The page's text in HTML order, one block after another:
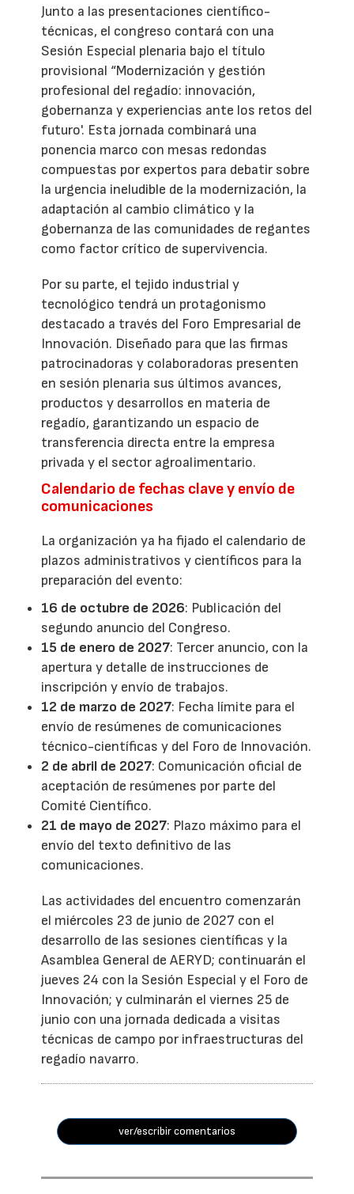
Junto a las presentaciones científico-
técnicas, el congreso contará con una
Sesión Especial plenaria bajo el título
provisional “Modernización y gestión
profesional del regadío: innovación,
gobernanza y experiencias ante los retos del
futuro'. Esta jornada combinará una
ponencia marco con mesas redondas
compuestas por expertos para debatir sobre
la urgencia ineludible de la modernización, la
adaptación al cambio climático y la
gobernanza de las comunidades de regantes
como factor crítico de supervivencia.
Por su parte, el tejido industrial y
tecnológico tendrá un protagonismo
destacado a través del Foro Empresarial de
Innovación. Diseñado para que las firmas
patrocinadoras y colaboradoras presenten
en sesión plenaria sus últimos avances,
productos y desarrollos en materia de
regadío, garantizando un espacio de
transferencia directa entre la empresa
privada y el sector agroalimentario.
Calendario de fechas clave y envío de
comunicaciones
La organización ya ha fijado el calendario de
plazos administrativos y científicos para la
preparación del evento:
16 de octubre de 2026: Publicación del
segundo anuncio del Congreso.
15 de enero de 2027: Tercer anuncio, con la
apertura y detalle de instrucciones de
inscripción y envío de trabajos.
12 de marzo de 2027: Fecha límite para el
envío de resúmenes de comunicaciones
técnico-científicas y del Foro de Innovación.
2 de abril de 2027: Comunicación oficial de
aceptación de resúmenes por parte del
Comité Científico.
21 de mayo de 2027: Plazo máximo para el
envío del texto definitivo de las
comunicaciones.
Las actividades del encuentro comenzarán
el miércoles 23 de junio de 2027 con el
desarrollo de las sesiones científicas y la
Asamblea General de AERYD; continuarán el
jueves 24 con la Sesión Especial y el Foro de
Innovación; y culminarán el viernes 25 de
junio con una jornada dedicada a visitas
técnicas de campo por infraestructuras del
regadío navarro.
ver/escribir comentarios